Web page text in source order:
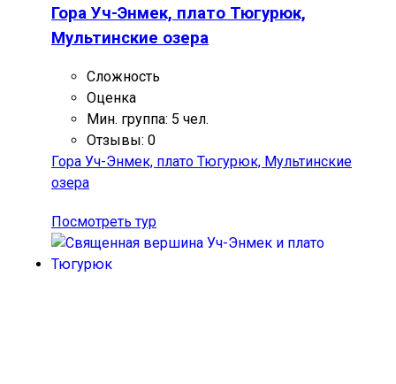
Гора Уч-Энмек, плато Тюгурюк,
Мультинские озера
Сложность
Оценка
Мин. группа: 5 чел.
Отзывы: 0
Гора Уч-Энмек, плато Тюгурюк, Мультинские
озера
Посмотреть тур